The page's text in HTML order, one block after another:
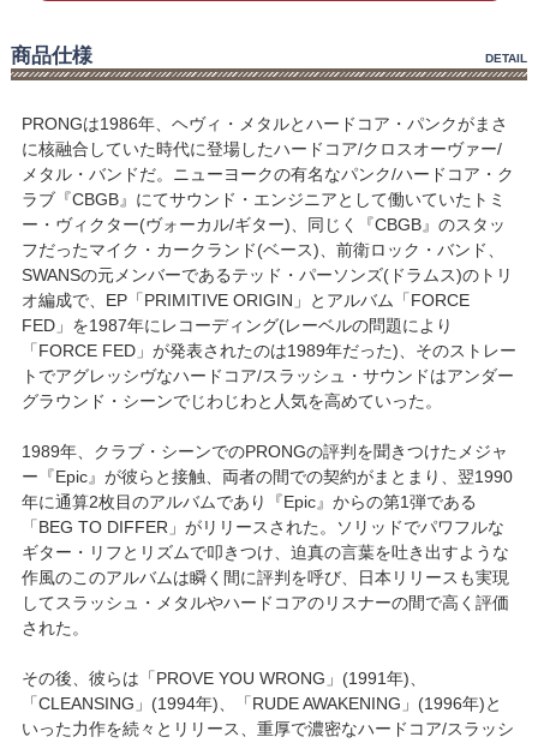
商品仕様 DETAIL
PRONGは1986年、ヘヴィ・メタルとハードコア・パンクがまさ
に核融合していた時代に登場したハードコア/クロスオーヴァー/
メタル・バンドだ。ニューヨークの有名なパンク/ハードコア・ク
ラブ『CBGB』にてサウンド・エンジニアとして働いていたトミ
ー・ヴィクター(ヴォーカル/ギター)、同じく『CBGB』のスタッ
フだったマイク・カークランド(ベース)、前衛ロック・バンド、
SWANSの元メンバーであるテッド・パーソンズ(ドラムス)のトリ
オ編成で、EP「PRIMITIVE ORIGIN」とアルバム「FORCE
FED」を1987年にレコーディング(レーベルの問題により
「FORCE FED」が発表されたのは1989年だった)、そのストレー
トでアグレッシヴなハードコア/スラッシュ・サウンドはアンダー
グラウンド・シーンでじわじわと人気を高めていった。
1989年、クラブ・シーンでのPRONGの評判を聞きつけたメジャ
ー『Epic』が彼らと接触、両者の間での契約がまとまり、翌1990
年に通算2枚目のアルバムであり『Epic』からの第1弾である
「BEG TO DIFFER」がリリースされた。ソリッドでパワフルな
ギター・リフとリズムで叩きつけ、迫真の言葉を吐き出すような
作風のこのアルバムは瞬く間に評判を呼び、日本リリースも実現
してスラッシュ・メタルやハードコアのリスナーの間で高く評価
された。
その後、彼らは「PROVE YOU WRONG」(1991年)、
「CLEANSING」(1994年)、「RUDE AWAKENING」(1996年)と
いった力作を続々とリリース、重厚で濃密なハードコア/スラッシ